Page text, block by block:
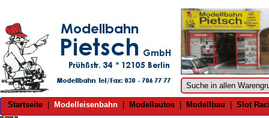
Startseite Modelleisenbahn Modellautos Modellbau Slot